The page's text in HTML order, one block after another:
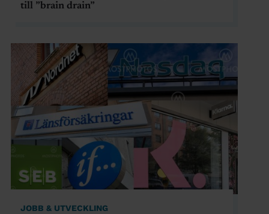
till ”brain drain”
JOBB & UTVECKLING